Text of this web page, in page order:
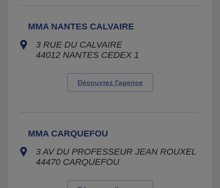
MMA NANTES CALVAIRE
3 RUE DU CALVAIRE
44012 NANTES CEDEX 1
Découvrez l'agence
MMA CARQUEFOU
3 AV DU PROFESSEUR JEAN ROUXEL
44470 CARQUEFOU